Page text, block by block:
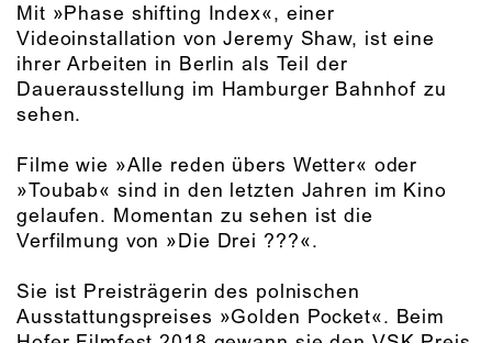
Mit »Phase shifting Index«, einer
Videoinstallation von Jeremy Shaw, ist eine
ihrer Arbeiten in Berlin als Teil der
Dauerausstellung im Hamburger Bahnhof zu
sehen.
Filme wie »Alle reden übers Wetter« oder
»Toubab« sind in den letzten Jahren im Kino
gelaufen. Momentan zu sehen ist die
Verfilmung von »Die Drei ???«.
Sie ist Preisträgerin des polnischen
Ausstattungspreises »Golden Pocket«. Beim